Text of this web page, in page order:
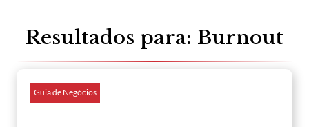
Resultados para: Burnout
Guia de Negócios